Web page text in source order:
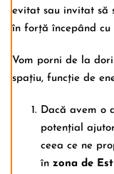
evitat sau invitat să
în forță începând cu
Vom porni de la
spațiu, funcție de
Dacă avem o
potențial
ceea ce ne
în zona de Est